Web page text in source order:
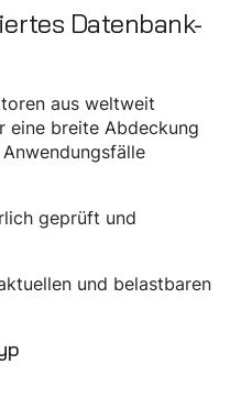
Datenbank-
aus weltweit
eine breite Abdeckung
geprüft und
und belastbaren